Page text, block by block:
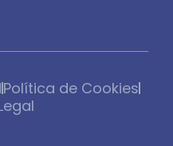
Política de Cookies